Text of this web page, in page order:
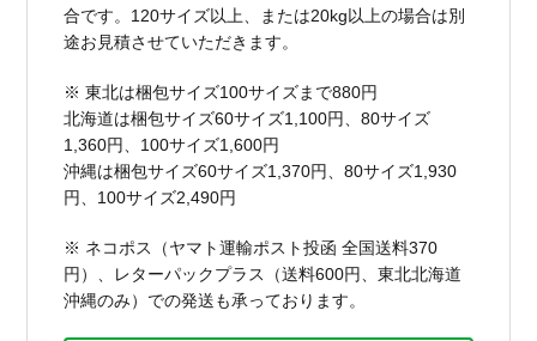
合です。120サイズ以上、または20kg以上の場合は別
途お見積させていただきます。
※ 東北は梱包サイズ100サイズまで880円
北海道は梱包サイズ60サイズ1,100円、80サイズ
1,360円、100サイズ1,600円
沖縄は梱包サイズ60サイズ1,370円、80サイズ1,930
円、100サイズ2,490円
※ ネコポス（ヤマト運輸ポスト投函 全国送料370
円）、レターパックプラス（送料600円、東北北海道
沖縄のみ）での発送も承っております。